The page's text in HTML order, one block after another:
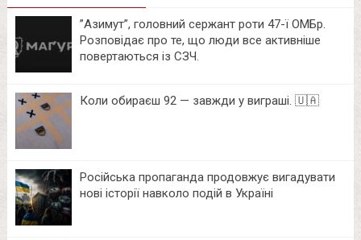
⁨”Азимут”, головний сержант роти 47-ї ОМБр.
Розповідає про те, що люди все активніше
повертаються із СЗЧ.
Коли обираєш 92 — завжди у виграші. 🇺🇦
Російська пропаганда продовжує вигадувати
нові історії навколо подій в Україні